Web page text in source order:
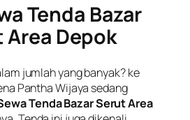
Tenda Bazar
Area Depok
jumlah yang banyak? ke
Pantha Wijaya sedang
Tenda Bazar Serut Area